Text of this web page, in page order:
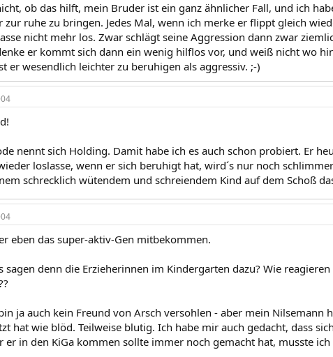
ob das hilft, mein Bruder ist ein ganz ähnlicher Fall, und ich
zur ruhe zu bringen. Jedes Mal, wenn ich merke er flippt gleich
nicht mehr los. Zwar schlägt seine Aggression dann zwar
er kommt sich dann ein wenig hilflos vor, und weiß nicht wo
er wesendlich leichter zu beruhigen als aggressiv. ;-)
nennt sich Holding. Damit habe ich es auch schon probiert. Er
loslasse, wenn er sich beruhigt hat, wird´s nur noch
schrecklich wütendem und schreiendem Kind auf dem Schoß
eben das super-aktiv-Gen mitbekommen.
sagen denn die Erzieherinnen im Kindergarten dazu? Wie
ja auch kein Freund von Arsch versohlen - aber mein Nilsemann
hat wie blöd. Teilweise blutig. Ich habe mir auch gedacht, dass
er in den KiGa kommen sollte immer noch gemacht hat, musste ich